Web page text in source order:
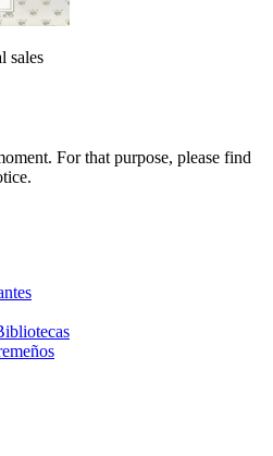
sales
For that purpose, please find